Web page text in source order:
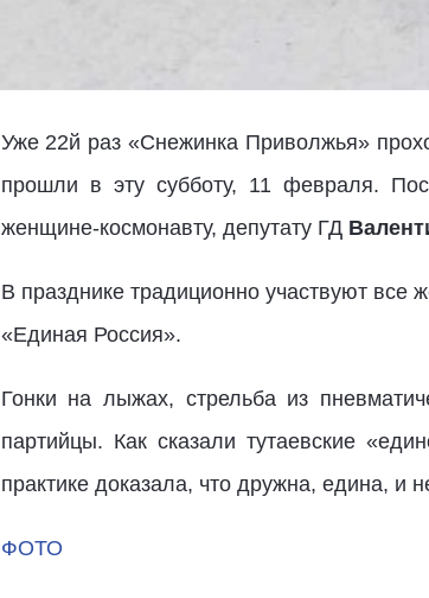
Уже 22й раз «Снежинка Приволжья»
прошли в эту субботу, 11 февраля.
женщине-космонавту, депутату ГД
В празднике традиционно участвуют
«Единая Россия».
Гонки на лыжах, стрельба из
партийцы. Как сказали тутаевские
практике доказала, что дружна, едина, и
ФОТО